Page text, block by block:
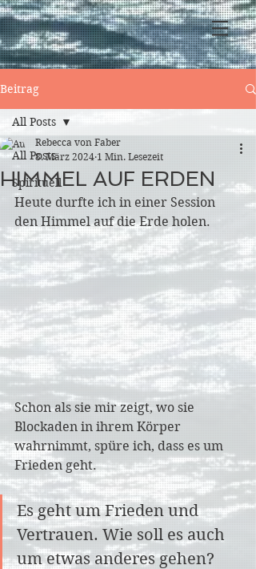
Beitrag
All Posts
Spirituell
All Posts
HIMMEL AUF ERDEN
Rebecca von Faber
8. März 2024 1 Min. Lesezeit
Heute durfte ich in einer Session
den Himmel auf die Erde holen.
Schon als sie mir zeigt, wo sie
Blockaden in ihrem Körper
wahrnimmt, spüre ich, dass es um
Frieden geht.
Es geht um Frieden und
Vertrauen. Wie soll es auch
um etwas anderes gehen?